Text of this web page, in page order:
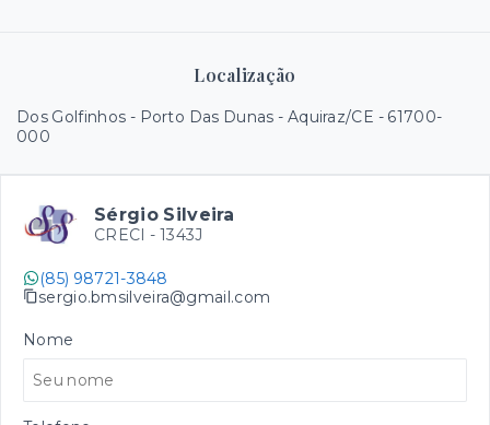
Localização
Dos Golfinhos - Porto Das Dunas - Aquiraz/CE - 61700-
000
Sérgio Silveira
CRECI - 1343J
(85) 98721-3848
sergio.bmsilveira@gmail.com
Nome